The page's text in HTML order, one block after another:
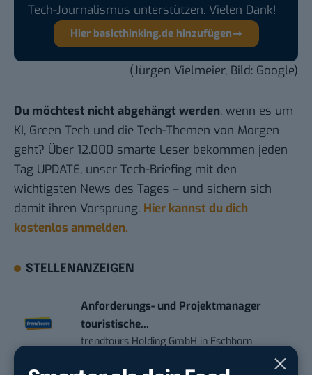
Tech-Journalismus unterstützen. Vielen Dank!
Hier basicthinking.de hinzufügen
(Jürgen Vielmeier, Bild: Google)
Du möchtest nicht abgehängt werden, wenn es um
KI, Green Tech und die Tech-Themen von Morgen
geht? Über 12.000 smarte Leser bekommen jeden
Tag UPDATE, unser Tech-Briefing mit den
wichtigsten News des Tages – und sichern sich
damit ihren Vorsprung. Hier kannst du dich
kostenlos anmelden.
STELLENANZEIGEN
Anforderungs- und Projektmanager
touristische...
trendtours Holding GmbH in Eschborn